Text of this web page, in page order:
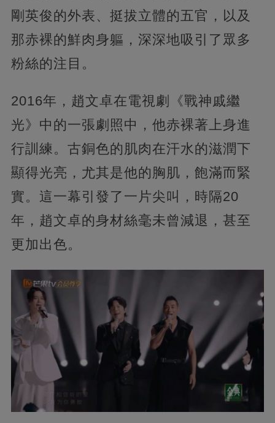
剛英俊的外表、挺拔立體的五官，以及
那赤裸的鮮肉身軀，深深地吸引了眾多
粉絲的注目。
2016年，趙文卓在電視劇《戰神戚繼
光》中的一張劇照中，他赤裸著上身進
行訓練。古銅色的肌肉在汗水的滋潤下
顯得光亮，尤其是他的胸肌，飽滿而緊
實。這一幕引發了一片尖叫，時隔20
年，趙文卓的身材絲毫未曾減退，甚至
更加出色。